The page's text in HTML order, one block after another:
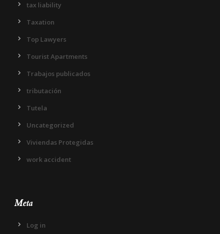
tax liability
Taxation
Top Lawyers
Tourist Apartments
Trabajos publicados
tributación
Tutela
Uncategorized
Viviendas Protegidas
work accident
Meta
Log in